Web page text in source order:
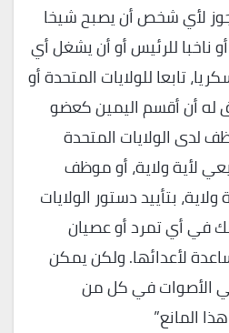
لأي شخص أن يصبح شيخا
ناخبا للرئيس أو أن يشغل أي
تابعا للولايات المتحدة أو
له أن أقسم اليمين كعضو
الولايات المتحدة
لأية ولاية، أو موظف
بتأييد دستور الولايات
في أي تمرد أو عصيان
لأعدائها. ولكن يمكن
الأصوات في كل من
المانع”